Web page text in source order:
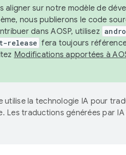
aligner sur notre modèle de
nous publierons le code
dans AOSP, utilisez
release fera toujours
Modifications apportées à
utilise la technologie IA pour
Les traductions générées par